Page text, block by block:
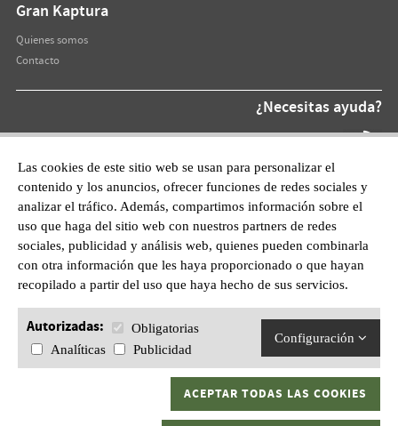
Las cookies de este sitio web se usan para personalizar el
contenido y los anuncios, ofrecer funciones de redes sociales y
analizar el tráfico. Además, compartimos información sobre el
uso que haga del sitio web con nuestros partners de redes
sociales, publicidad y análisis web, quienes pueden combinarla
con otra información que les haya proporcionado o que hayan
recopilado a partir del uso que haya hecho de sus servicios.
Autorizadas:
Obligatorias
Analíticas
Publicidad
Configuración
ACEPTAR TODAS LAS COOKIES
Gran Kaptura
Quienes somos
Contacto
¿Necesitas ayuda?
Teléfono At.
872 220 055
WhatsApp:
601628210